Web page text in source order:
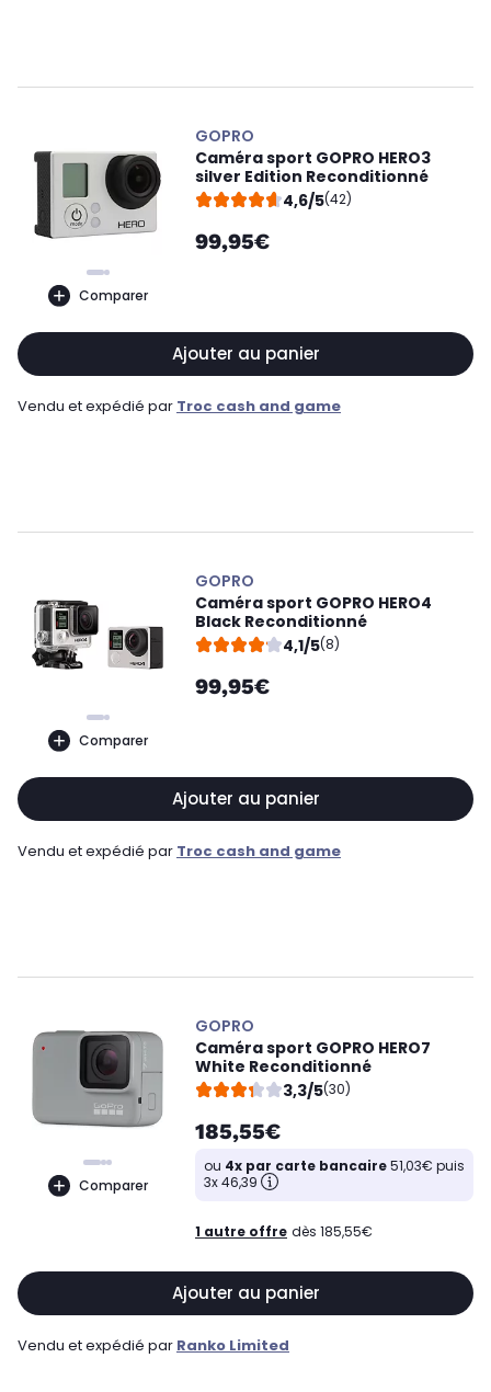
Comparer
GOPRO
Caméra sport GOPRO HERO3
silver Edition Reconditionné
4,6/5(42)
99,95€
Ajouter au panier
Vendu et expédié par Troc cash and game
Comparer
GOPRO
Caméra sport GOPRO HERO4
Black Reconditionné
4,1/5(8)
99,95€
Ajouter au panier
Vendu et expédié par Troc cash and game
Comparer
GOPRO
Caméra sport GOPRO HERO7
White Reconditionné
3,3/5(30)
185,55€
ou 4x par carte bancaire51,03€ puis
3x 46,39
1 autre offre dès 185,55€
Ajouter au panier
Vendu et expédié par Ranko Limited